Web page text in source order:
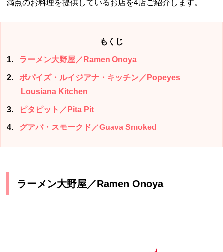
満点のお料理を提供しているお店を4店ご紹介します。
もくじ
1 ラーメン大野屋／Ramen Onoya
2
ポパイズ・ルイジアナ・キッチン／Popeyes
Lousiana Kitchen
3 ピタピット／Pita Pit
4 グアバ・スモークド／Guava Smoked
ラーメン大野屋／Ramen Onoya